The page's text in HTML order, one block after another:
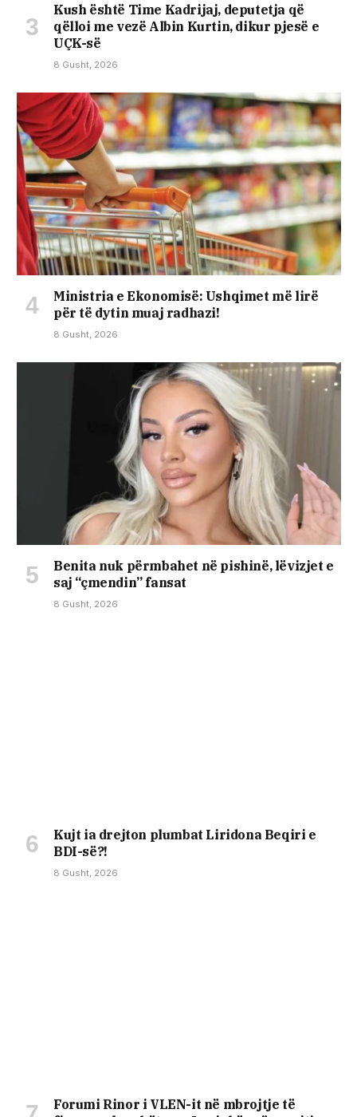
Kush është Time Kadrijaj, deputetja që
qëlloi me vezë Albin Kurtin, dikur pjesë e
UÇK-së
8 Gusht, 2026
Ministria e Ekonomisë: Ushqimet më lirë
për të dytin muaj radhazi!
8 Gusht, 2026
Benita nuk përmbahet në pishinë, lëvizjet e
saj “çmendin” fansat
8 Gusht, 2026
Kujt ia drejton plumbat Liridona Beqiri e
BDI-së?!
8 Gusht, 2026
Forumi Rinor i VLEN-it në mbrojtje të